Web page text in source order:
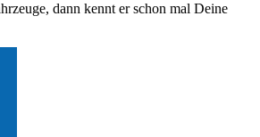
dann kennt er schon mal Deine